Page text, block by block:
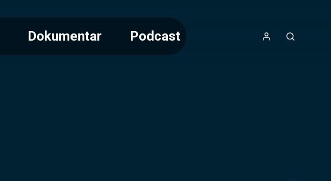
Dokumentar Podcast